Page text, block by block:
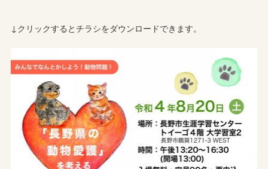
↓クリックするとチラシをダウンロードできます。